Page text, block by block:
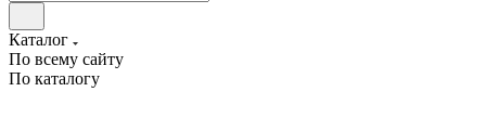
Каталог
По всему сайту
По каталогу